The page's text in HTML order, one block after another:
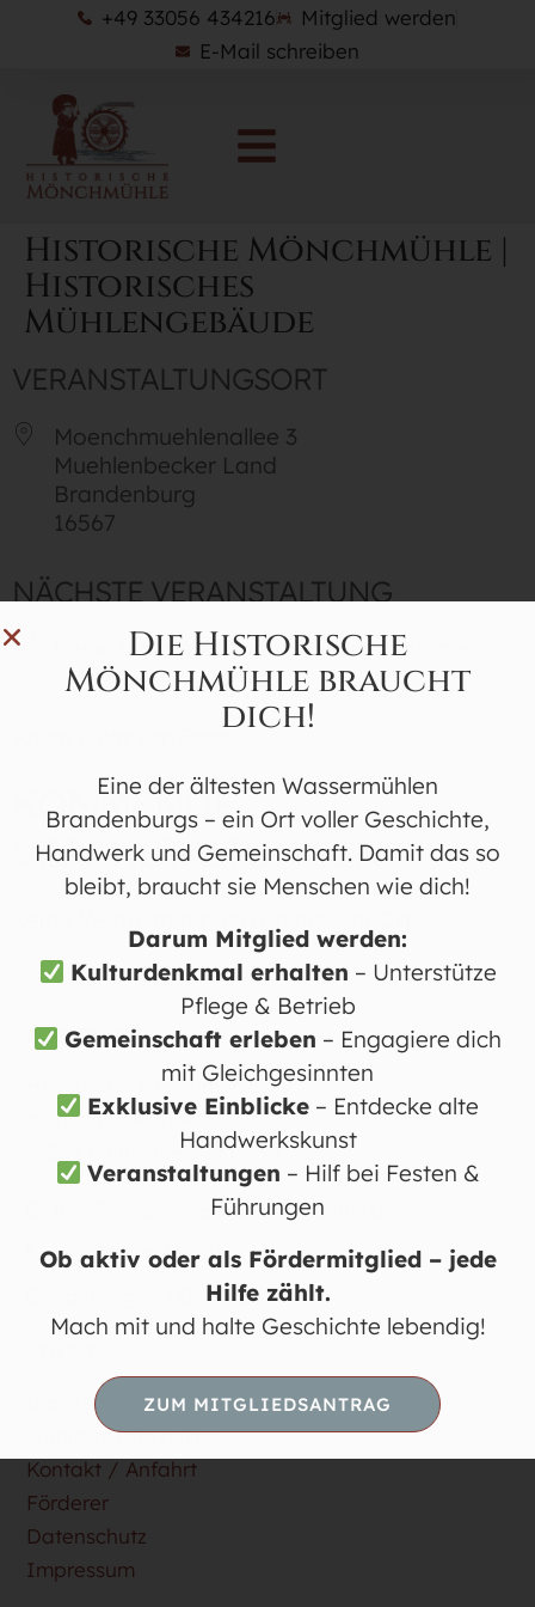
+49 33056 434216
Mitglied werden
E-Mail schreiben
Historische Mönchmühle |
Historisches
Mühlengebäude
VERANSTALTUNGSORT
Moenchmuehlenallee 3
Muehlenbecker Land
Brandenburg
16567
NÄCHSTE VERANSTALTUNG
Keine bevorstehenden Veranstaltungen
KOMMENDE
VERANSTALTUNGEN
Die Mühle
Mühlrad-Info online
Kontakt / Anfahrt
Förderer
Datenschutz
Impressum
KONTAKT
Historische Mönchmühle e.V.
Mönchmühlenallee 3
16567 Mühlenbecker Land
info@historische-moenchmuehle.de
+49 33056 434216
Sonntag 14:00 - 17:00 Uhr
Die Historische
Mönchmühle braucht
dich!
Eine der ältesten Wassermühlen
Brandenburgs – ein Ort voller Geschichte,
Handwerk und Gemeinschaft. Damit das so
bleibt, braucht sie Menschen wie dich!
Darum Mitglied werden:
Kulturdenkmal erhalten – Unterstütze
Pflege & Betrieb
Gemeinschaft erleben – Engagiere dich
mit Gleichgesinnten
Exklusive Einblicke – Entdecke alte
Handwerkskunst
Veranstaltungen – Hilf bei Festen &
Führungen
Ob aktiv oder als Fördermitglied – jede
Hilfe zählt.
Mach mit und halte Geschichte lebendig!
ZUM MITGLIEDSANTRAG